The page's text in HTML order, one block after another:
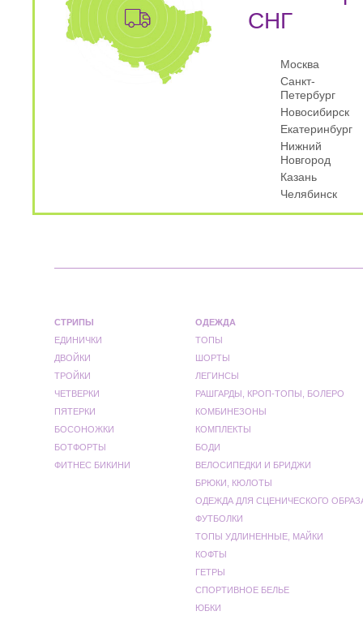
СНГ
Москва
Санкт-
Петербург
Новосибирск
Екатеринбург
Нижний
Новгород
Казань
Челябинск
СТРИПЫ
ЕДИНИЧКИ
ДВОЙКИ
ТРОЙКИ
ЧЕТВЕРКИ
ПЯТЕРКИ
БОСОНОЖКИ
БОТФОРТЫ
ФИТНЕС БИКИНИ
ОДЕЖДА
ТОПЫ
ШОРТЫ
ЛЕГИНСЫ
РАШГАРДЫ, КРОП-ТОПЫ, БОЛЕРО
КОМБИНЕЗОНЫ
КОМПЛЕКТЫ
БОДИ
ВЕЛОСИПЕДКИ И БРИДЖИ
БРЮКИ, КЮЛОТЫ
ОДЕЖДА ДЛЯ СЦЕНИЧЕСКОГО
ФУТБОЛКИ
ТОПЫ УДЛИНЕННЫЕ, МАЙКИ
КОФТЫ
ГЕТРЫ
СПОРТИВНОЕ БЕЛЬЕ
ЮБКИ